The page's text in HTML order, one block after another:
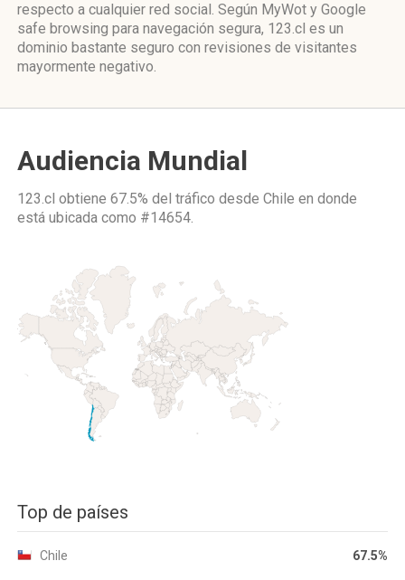
respecto a cualquier red social. Según MyWot y Google
safe browsing para navegación segura, 123.cl es un
dominio bastante seguro con revisiones de visitantes
mayormente negativo.
Audiencia Mundial
123.cl obtiene 67.5% del tráfico desde Chile en donde
está ubicada como #14654.
Top de países
Chile 67.5%